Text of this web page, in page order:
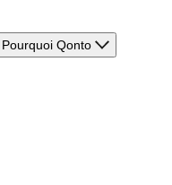
Pourquoi Qonto